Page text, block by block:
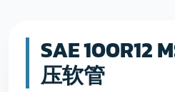
SAE 100R12
压软管